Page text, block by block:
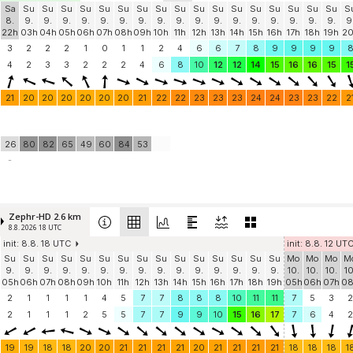
Sa
8.
22h
Su
9.
03h
Su
9.
04h
Su
9.
05h
Su
9.
06h
Su
9.
07h
Su
9.
08h
Su
9.
09h
Su
9.
10h
Su
9.
11h
Su
9.
12h
Su
9.
13h
Su
9.
14h
Su
9.
15h
Su
9.
16h
Su
9.
17h
Su
9.
18h
Su
9.
19h
3
2 2 2 1 0 1 1 2 4 6 6 7 8 9 9 9 9
8
4
2 3 3 2 2 2 4 6 8 10 12 12 14 15 16 16 15
21 20 20 20 20 20 20 21 22 22 23 23 23 24 24 23 23 22
26 80 82 65 49 60 84
53
-
Zephr-HD 2.6 km
8.8. 2026 18 UTC
init: 8.8. 18 UTC
init: 8.8. 12 UTC
Su
9.
05h
Su
9.
06h
Su
9.
07h
Su
9.
08h
Su
9.
09h
Su
9.
10h
Su
9.
11h
Su
9.
12h
Su
9.
13h
Su
9.
14h
Su
9.
15h
Su
9.
16h
Su
9.
17h
Su
9.
18h
Su
9.
19h
Mo
10.
05h
Mo
10.
06h
Mo
10.
07h
2
1 1 1 1 4 5 7 7 8 8 8 10 11 11 7 5 3
2
2
1 1 1 2 5 5 7 7 9 9 10 15 16 17 7 6 4 2
19 19 18 18 20 20 21 21 21 21 20 21 21 21 21 18 18 18